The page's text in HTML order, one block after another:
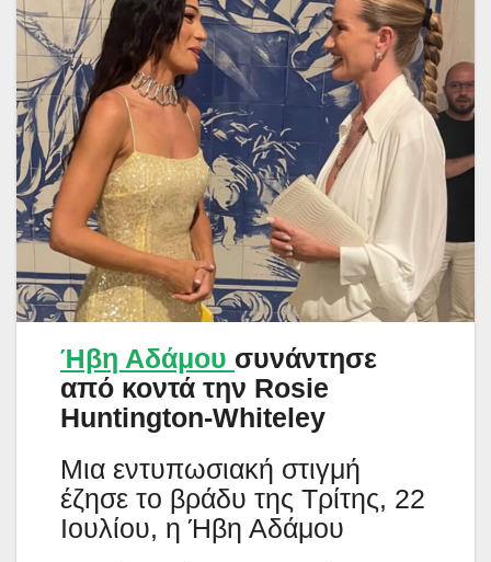
Ήβη Αδάμου συνάντησε
από κοντά την Rosie
Huntington-Whiteley
Μια εντυπωσιακή στιγμή
έζησε το βράδυ της Τρίτης, 22
Ιουλίου, η Ήβη Αδάμου